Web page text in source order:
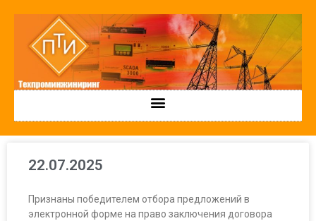
22.07.2025
Признаны победителем отбора предложений в
электронной форме на право заключения договора